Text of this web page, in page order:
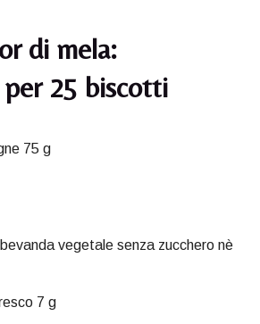
di mela:
25 biscotti
75 g
vegetale senza zucchero nè
7 g